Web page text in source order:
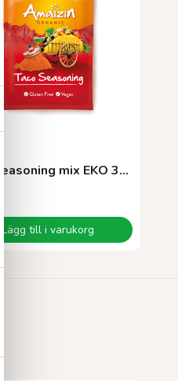
Taco seasoning mix EKO 30g
Lägg till i varukorg